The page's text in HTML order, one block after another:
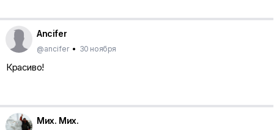
Ancifer
@ancifer • 30 ноября
Красиво!
Мих. Мих.